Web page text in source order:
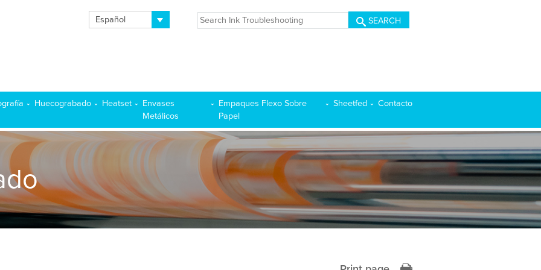
Español SEARCH
Huecograbado Heatset
Envases
Metálicos
Empaques Flexo Sobre
Papel
Sheetfed Contacto